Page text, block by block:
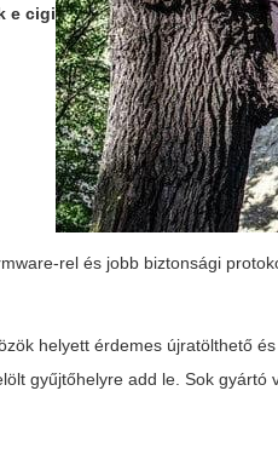
e cigi
rel és jobb biztonsági
helyett érdemes újratölthető
gyűjtőhelyre add le. Sok